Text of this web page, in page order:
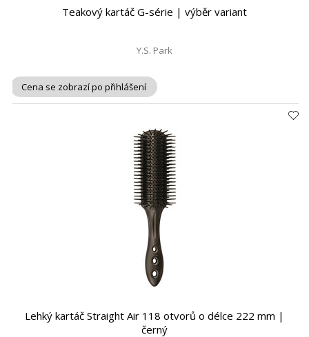
Teakový kartáč G-série | výběr variant
Y.S. Park
Cena se zobrazí po přihlášení
Lehký kartáč Straight Air 118 otvorů o délce 222 mm |
černý